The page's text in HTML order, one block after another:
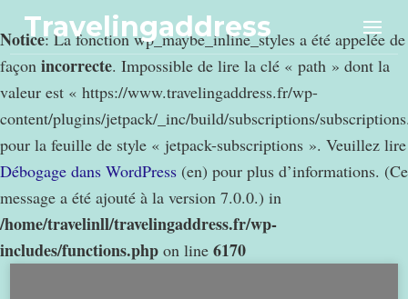
Notice: La fonction wp_maybe_inline_styles a été appelée de
façon incorrecte. Impossible de lire la clé « path » dont la
valeur est « https://www.travelingaddress.fr/wp-
content/plugins/jetpack/_inc/build/subscriptions/
pour la feuille de style « jetpack-subscriptions ». Veuillez lire
Débogage dans WordPress (en) pour plus d’informations. (Ce
message a été ajouté à la version 7.0.0.) in
/home/travelinll/travelingaddress.fr/wp-
includes/functions.php on line 6170
Travelingaddress